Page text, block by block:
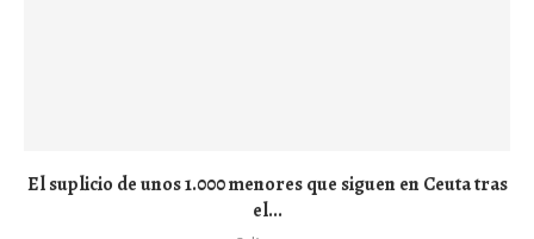
El suplicio de unos 1.000 menores que siguen en Ceuta tras
el...